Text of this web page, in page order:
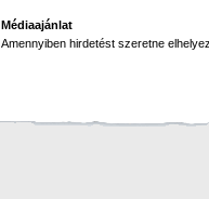
Médiaajánlat
Amennyiben hirdetést szeretne